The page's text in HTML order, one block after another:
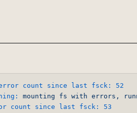
count since last fsck:
52
mounting fs with errors,
count since last fsck:
53